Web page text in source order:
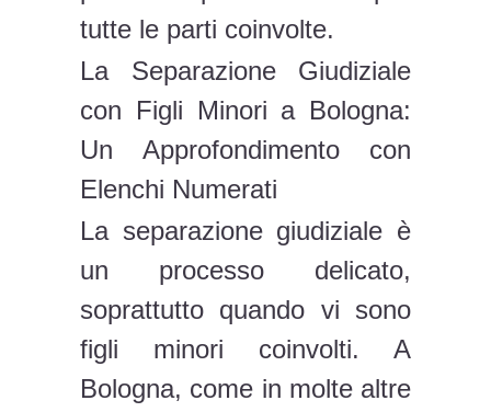
tutte le parti coinvolte.
La Separazione Giudiziale
con Figli Minori a Bologna:
Un Approfondimento con
Elenchi Numerati
La separazione giudiziale è
un processo delicato,
soprattutto quando vi sono
figli minori coinvolti. A
Bologna, come in molte altre